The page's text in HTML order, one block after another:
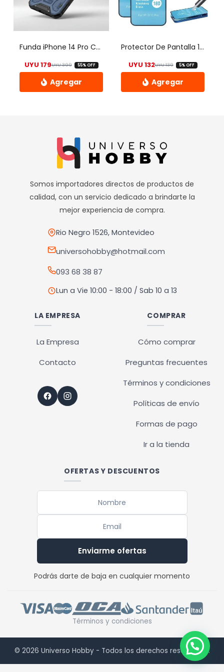
se
pueden
elegir
la
página
de
Funda iPhone 14 Pro Cubierta Deslizante Cámara Y Anillo
UYU399El precio original era: UYU 399.
UYU 179 El precio actual es: UYU 179.
55% OFF
múltiples
variantes.
Las
opciones
se
pueden
en
la
de
producto
Protector De Pantalla 18d Hd Aribag Glass iPhone 14 Pro- Uh
UYU139El precio
UYU 132 El precio actual
5% OFF
Somos importadores directos de productos de
calidad, con un servicio dedicado a brindarte la
mejor experiencia de compra.
Rio Negro 1526, Montevideo
universohobby@hotmail.com
093 68 38 87
Lun a Vie 10:00 - 18:00 / Sab 10 a 13
LA EMPRESA
La Empresa
Contacto
COMPRAR
Cómo comprar
Preguntas frecuentes
Términos y condiciones
Políticas de envío
Formas de pago
Ir a la tienda
OFERTAS Y DESCUENTOS
Enviarme ofertas
Podrás darte de baja en cualquier momento
Términos y condiciones
© 2026 Universo Hobby - Todos los derechos reservados.